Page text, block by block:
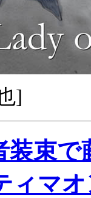
]
装束で
ィマ